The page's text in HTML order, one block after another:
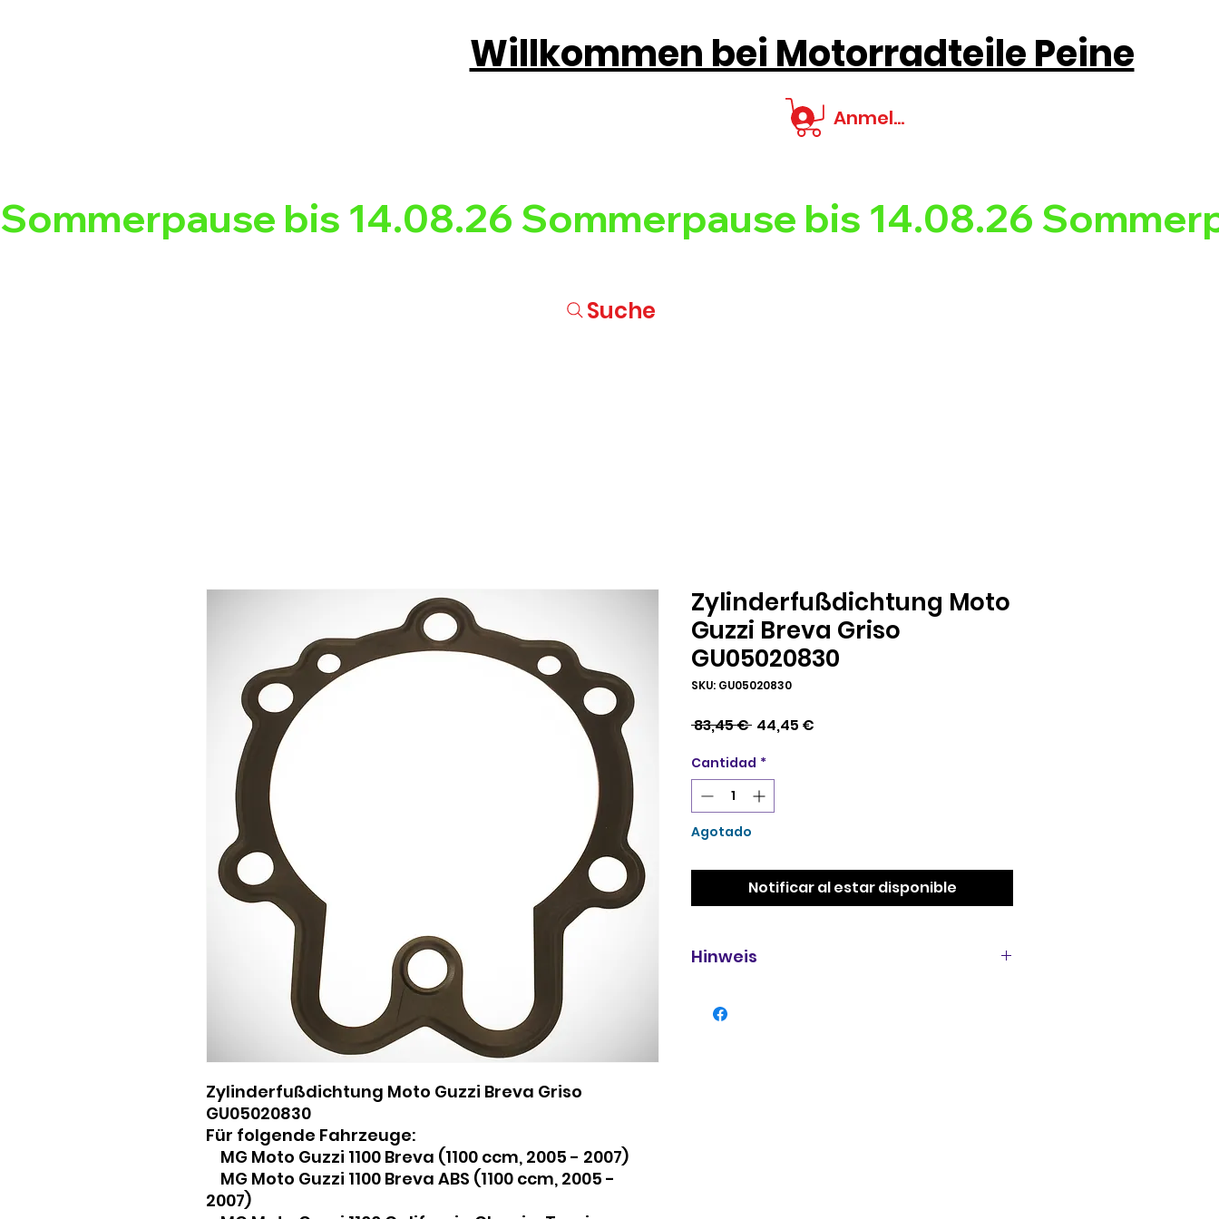
Willkommen bei Motorradteile Peine
Anmelden
Sommerpause bis 14.08.26
Suche
Zylinderfußdichtung Moto Guzzi Breva Griso
GU05020830
Für folgende Fahrzeuge:
MG Moto Guzzi 1100 Breva (1100 ccm, 2005 - 2007)
MG Moto Guzzi 1100 Breva ABS (1100 ccm, 2005 -
2007)
Zylinderfußdichtung Moto
Guzzi Breva Griso
GU05020830
SKU: GU05020830
83,45 € Precio
44,45 €
Cantidad *
Agotado
Notificar al estar disponible
Hinweis